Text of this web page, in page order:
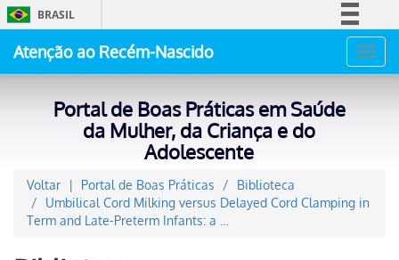
BRASIL
Acesso à informação
Atenção ao Recém-Nascido
Portal de Boas Práticas em Saúde
da Mulher, da Criança e do
Adolescente
Voltar Portal de Boas Práticas
Biblioteca
Umbilical Cord Milking versus Delayed Cord Clamping in
Term and Late-Preterm Infants: a …